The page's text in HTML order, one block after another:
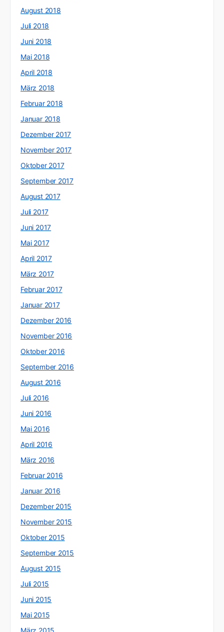
August 2018
Juli 2018
Juni 2018
Mai 2018
April 2018
März 2018
Februar 2018
Januar 2018
Dezember 2017
November 2017
Oktober 2017
September 2017
August 2017
Juli 2017
Juni 2017
Mai 2017
April 2017
März 2017
Februar 2017
Januar 2017
Dezember 2016
November 2016
Oktober 2016
September 2016
August 2016
Juli 2016
Juni 2016
Mai 2016
April 2016
März 2016
Februar 2016
Januar 2016
Dezember 2015
November 2015
Oktober 2015
September 2015
August 2015
Juli 2015
Juni 2015
Mai 2015